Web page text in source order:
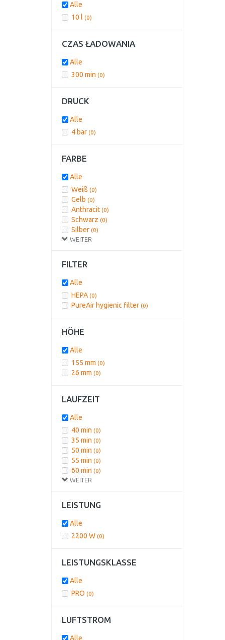
Alle
10 l (0)
CZAS ŁADOWANIA
Alle
300 min (0)
DRUCK
Alle
4 bar (0)
FARBE
WEITER
Alle
Weiß (0)
Gelb (0)
Anthracit (0)
Schwarz (0)
Silber (0)
Grau(0)
Graphit
Rot
Rot, Weinrot
Türkis (0)
lila
FILTER
Alle
HEPA (0)
PureAir hygienic filter (0)
HÖHE
Alle
155 mm (0)
26 mm (0)
LAUFZEIT
WEITER
Alle
40 min (0)
35 min (0)
50 min (0)
55 min (0)
60 min (0)
LEISTUNG
Alle
2200 W (0)
LEISTUNGSKLASSE
Alle
PRO (0)
LUFTSTROM
Alle